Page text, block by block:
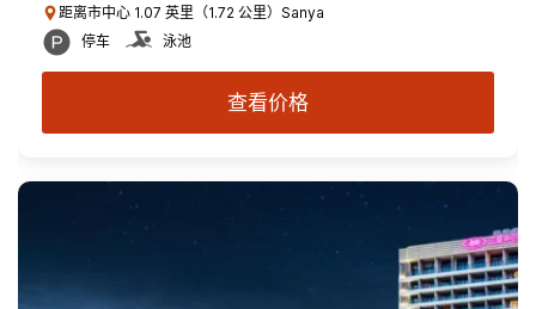
距离市中心 1.07 英里（1.72 公里）Sanya
停车
泳池
查看价格